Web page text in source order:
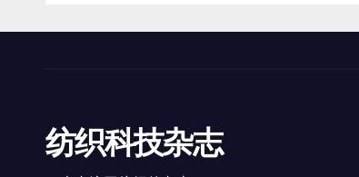
纺织科技杂志